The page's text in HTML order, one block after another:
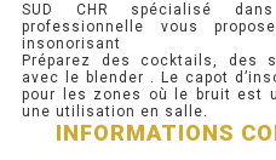
SALADETTE
SALADETTE 800
MEUBLE À PIZZA
SUD CHR spécialisé
professionnelle vous
insonorisant
Préparez des cocktails, des
avec le blender . Le capot
pour les zones où le bruit est
une utilisation en salle.
INFORMATIONS